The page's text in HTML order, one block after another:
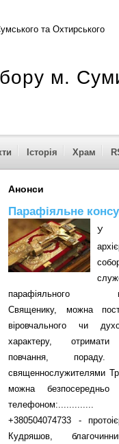
та Охтирського
м.
Історія Храм
Анонси
Парафіяльне
У
парафіяльного
Священику, можна
віровчального чи
характеру, отримати
повчання,
священнослужителями
можна безпосередньо
телефоном:.............
+380504074733 -
Кудряшов,